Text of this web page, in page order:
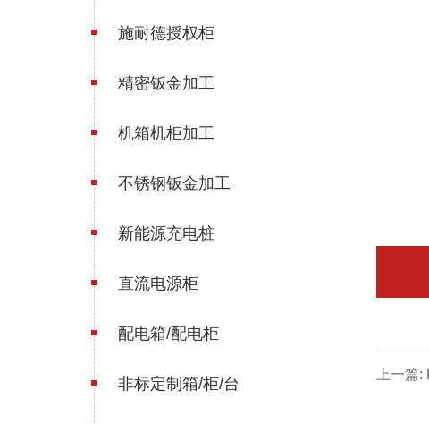
施耐德授权柜
精密钣金加工
机箱机柜加工
不锈钢钣金加工
新能源充电桩
直流电源柜
配电箱/配电柜
非标定制箱/柜/台
上一篇